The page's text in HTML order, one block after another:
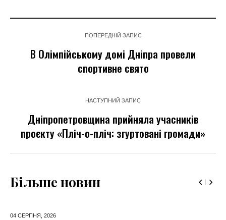
ПОПЕРЕДНІЙ ЗАПИС
В Олімпійському домі Дніпра провели
спортивне свято
НАСТУПНИЙ ЗАПИС
Дніпропетровщина прийняла учасників
проєкту «Пліч-о-пліч: згуртовані громади»
Більше новин
04 СЕРПНЯ, 2026